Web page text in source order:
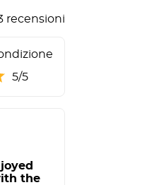
recensioni
5/5
the